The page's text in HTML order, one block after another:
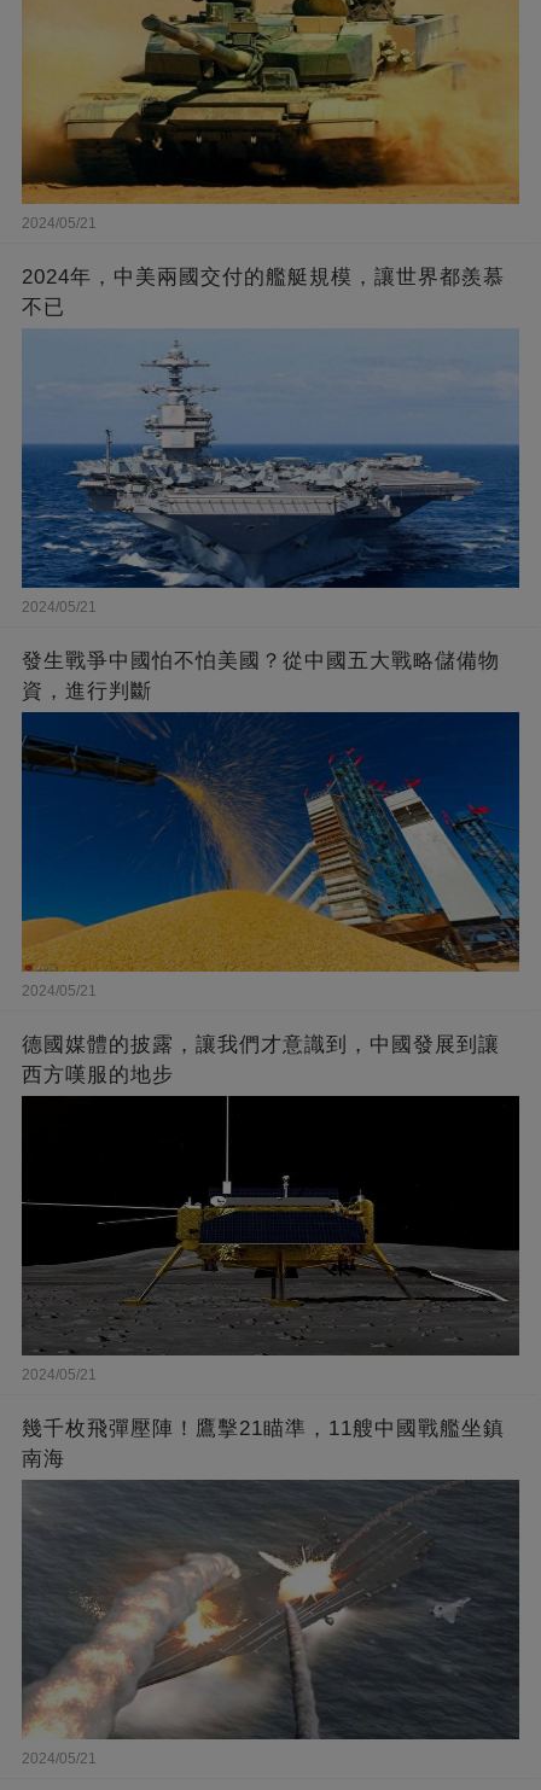
2024/05/21
2024年，中美兩國交付的艦艇規模，讓世界都羨慕
不已
2024/05/21
發生戰爭中國怕不怕美國？從中國五大戰略儲備物
資，進行判斷
2024/05/21
德國媒體的披露，讓我們才意識到，中國發展到讓
西方嘆服的地步
2024/05/21
幾千枚飛彈壓陣！鷹擊21瞄準，11艘中國戰艦坐鎮
南海
2024/05/21